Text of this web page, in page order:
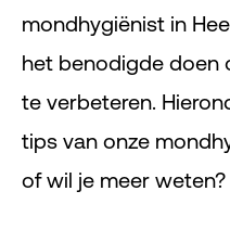
mondhygiënist in
het benodigde doen
te verbeteren.
tips van onze
of wil je meer